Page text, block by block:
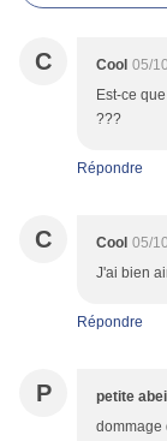
C Cool 05/
Est-ce
???
Répondre
C Cool 05/
J'ai bien
Répondre
P petite
dommage